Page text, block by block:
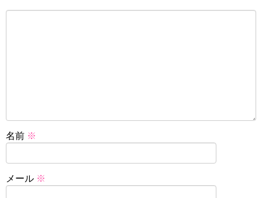
名前 ※
メール ※